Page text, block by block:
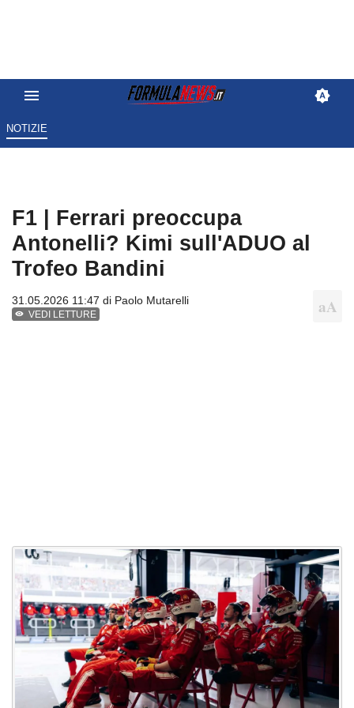
NOTIZIE
F1 | Ferrari preoccupa
Antonelli? Kimi sull'ADUO al
Trofeo Bandini
31.05.2026 11:47 di Paolo Mutarelli
VEDI LETTURE